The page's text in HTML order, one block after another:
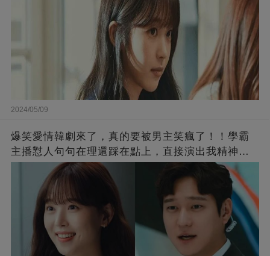
2024/05/09
爆笑愛情韓劇來了，真的要被男主笑瘋了！！學霸
主播懟人句句在理還踩在點上，直接演出我精神世
界的嘴替！